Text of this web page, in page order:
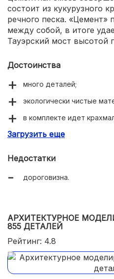
состоит из кукурузного
речного песка. «Цемент»
между собой, в итоге
Тауэрский мост высотой
Достоинства
много деталей;
экологически чистые
в комплекте идет
Загрузить еще
Недостатки
дороговизна.
АРХИТЕКТУРНОЕ
855 ДЕТАЛЕЙ
Рейтинг: 4.8